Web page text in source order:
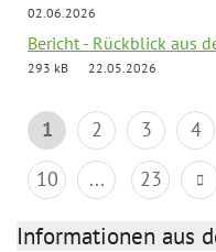
02.06.2026
Bericht - Rückblick aus
293 kB
22.05.2026
1 2 3 4
10
... 23
Informationen aus